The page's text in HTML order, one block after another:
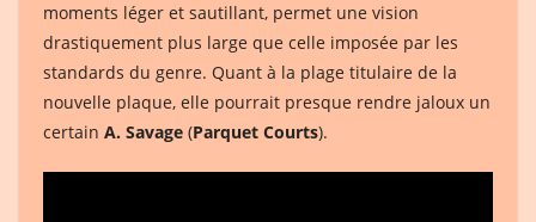
moments léger et sautillant, permet une vision
drastiquement plus large que celle imposée par les
standards du genre. Quant à la plage titulaire de la
nouvelle plaque, elle pourrait presque rendre jaloux un
certain A. Savage (Parquet Courts).